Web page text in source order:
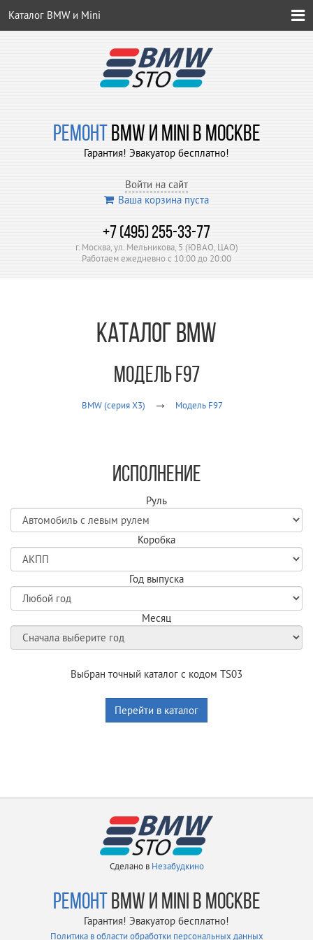
Каталог BMW и Mini
РЕМОНТBMW И MINI В МОСКВЕ
Гарантия! Эвакуатор бесплатно!
Войти на сайт
Ваша корзина пуста
+7 (495) 255-33-77
г. Москва, ул. Мельникова, 5 (ЮВАО, ЦАО)
Работаем ежедневно с 10:00 до 20:00
Каталог BMW
Модель F97
BMW (серия X3) Модель F97
Исполнение
Руль
Коробка
Год выпуска
Месяц
Выбран точный каталог с кодом TS03
Перейти в каталог
Сделано в Незабудкино
РЕМОНТBMW И MINI В МОСКВЕ
Гарантия! Эвакуатор бесплатно!
Политика в области обработки персональных данных